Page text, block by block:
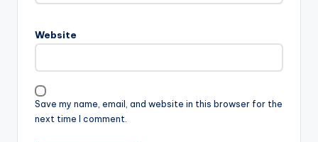
Website
Save my name, email, and website in this browser for the
next time I comment.